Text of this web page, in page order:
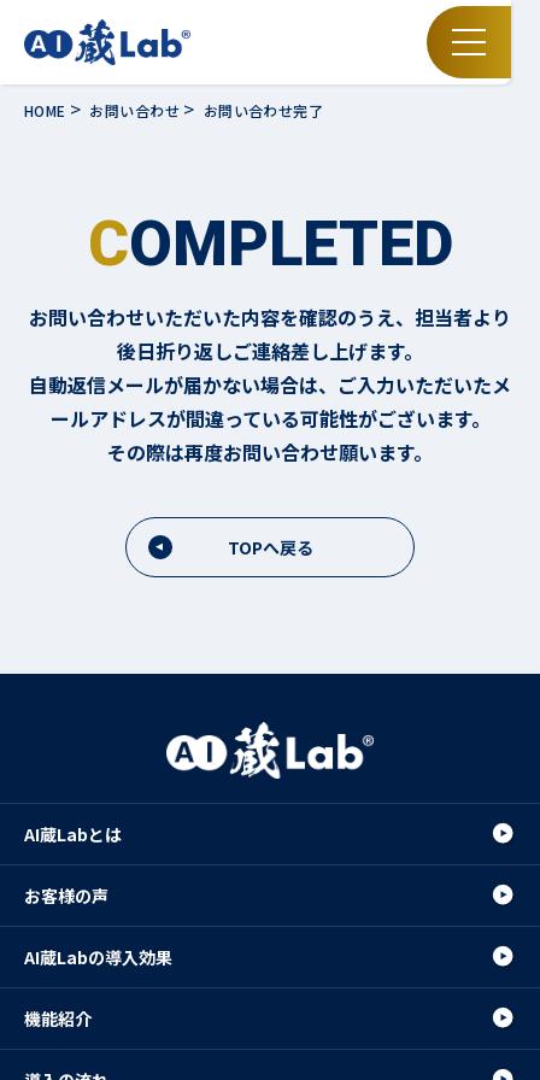
HOME お問い合わせ お問い合わせ完了
COMPLETED
お問い合わせいただいた内容を確認のうえ、担当者より
後日折り返しご連絡差し上げます。
自動返信メールが届かない場合は、ご入力いただいたメ
ールアドレスが間違っている可能性がございます。
その際は再度お問い合わせ願います。
TOPへ戻る
AI蔵Labとは
お客様の声
AI蔵Labの導入効果
機能紹介